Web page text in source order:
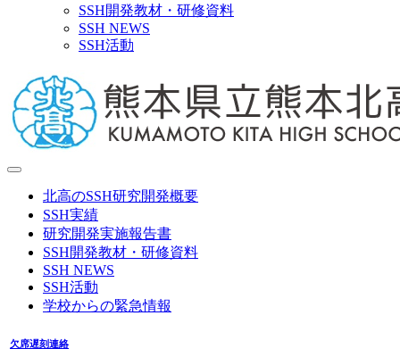
SSH開発教材・研修資料
SSH NEWS
SSH活動
北高のSSH研究開発概要
SSH実績
研究開発実施報告書
SSH開発教材・研修資料
SSH NEWS
SSH活動
学校からの緊急情報
欠席遅刻連絡